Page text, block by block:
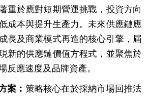
重於應對短期營運挑戰，投資方向
成本與提升生產力。未來供應鏈應
長及商業模式再造的核心引擎，屆
新的供應鏈價值方程式，並聚焦於
反應速度及品牌資產。
案： 策略核心在於採納市場回推法